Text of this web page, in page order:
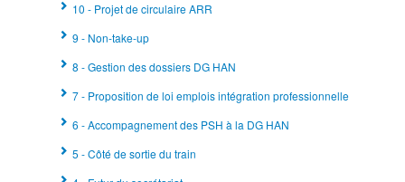
10 - Projet de circulaire ARR
9 - Non-take-up
8 - Gestion des dossiers DG HAN
7 - Proposition de loi emplois intégration professionnelle
6 - Accompagnement des PSH à la DG HAN
5 - Côté de sortie du train